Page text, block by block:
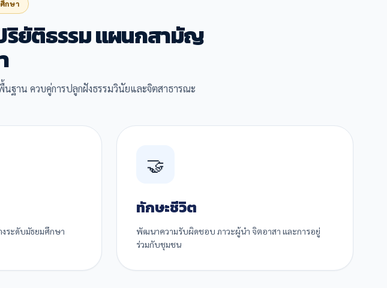
กษา
ริยัติธรรม แผนกสามัญ
ฐาน ควบคู่การปลูกฝังธรรมวินัยและจิตสาธารณะ
งระดับมัธยมศึกษา
🤝
ทักษะชีวิต
พัฒนาความรับผิดชอบ ภาวะผู้นำ จิตอาสา และการอยู่
ร่วมกับชุมชน